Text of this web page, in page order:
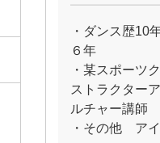
・ダンス歴
６年
・某スポーツ
ストラクター
ルチャー講師
・その他 ア